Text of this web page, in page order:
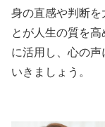
身の直感や判断を
とが人生の質を
に活用し、心の
いきましょう。